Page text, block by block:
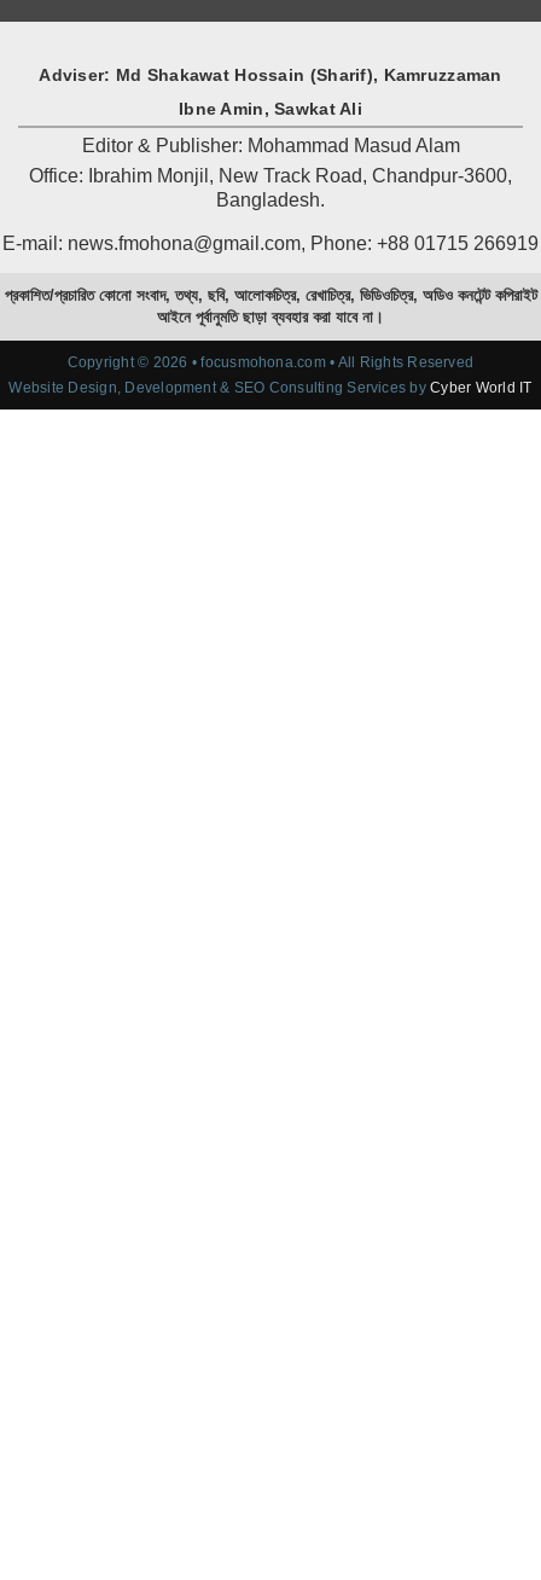
Adviser: Md Shakawat Hossain (Sharif), Kamruzzaman
Ibne Amin, Sawkat Ali
Editor & Publisher: Mohammad Masud Alam
Office: Ibrahim Monjil, New Track Road, Chandpur-3600,
Bangladesh.
E-mail: news.fmohona@gmail.com, Phone: +88 01715 266919
প্রকাশিত/প্রচারিত কোনো সংবাদ, তথ্য, ছবি, আলোকচিত্র, রেখাচিত্র, ভিডিওচিত্র, অডিও কনটেন্ট কপিরাইট
আইনে পূর্বানুমতি ছাড়া ব্যবহার করা যাবে না।
Copyright © 2026 • focusmohona.com • All Rights Reserved
Website Design, Development & SEO Consulting Services byCyber World IT